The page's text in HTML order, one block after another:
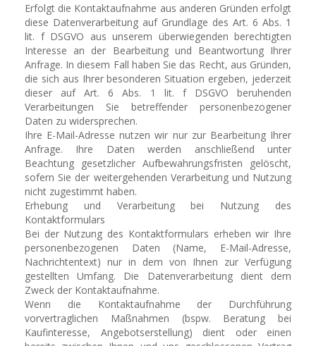
Erfolgt die Kontaktaufnahme aus anderen Gründen erfolgt
diese Datenverarbeitung auf Grundlage des Art. 6 Abs. 1
lit. f DSGVO aus unserem überwiegenden berechtigten
Interesse an der Bearbeitung und Beantwortung Ihrer
Anfrage. In diesem Fall haben Sie das Recht, aus Gründen,
die sich aus Ihrer besonderen Situation ergeben, jederzeit
dieser auf Art. 6 Abs. 1 lit. f DSGVO beruhenden
Verarbeitungen Sie betreffender personenbezogener
Daten zu widersprechen.
Ihre E-Mail-Adresse nutzen wir nur zur Bearbeitung Ihrer
Anfrage. Ihre Daten werden anschließend unter
Beachtung gesetzlicher Aufbewahrungsfristen gelöscht,
sofern Sie der weitergehenden Verarbeitung und Nutzung
nicht zugestimmt haben.
Erhebung und Verarbeitung bei Nutzung des
Kontaktformulars
Bei der Nutzung des Kontaktformulars erheben wir Ihre
personenbezogenen Daten (Name, E-Mail-Adresse,
Nachrichtentext) nur in dem von Ihnen zur Verfügung
gestellten Umfang. Die Datenverarbeitung dient dem
Zweck der Kontaktaufnahme.
Wenn die Kontaktaufnahme der Durchführung
vorvertraglichen Maßnahmen (bspw. Beratung bei
Kaufinteresse, Angebotserstellung) dient oder einen